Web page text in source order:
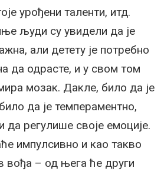
урођени таленти, итд.
људи су увидели да је
али детету је потребно
да одрасте, и у свом том
мозак. Дакле, било да је
да је темпераментно,
да регулише своје емоције.
импулсивно и као такво
вођа – од њега ће други